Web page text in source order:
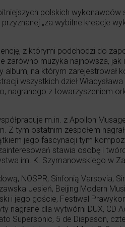
polskich wykonawców
„za wybitne kreacje
z którymi podchodzi do
zarówno muzyka najnowsza, jak
na którym zarejestrował
wszystkich dzieł Władysława
nagranego z towarzyszeniem
m.in. z Apollon
Z tym ostatnim zespołem
jego fascynacji tym
stawia osobę i
im. K. Szymanowskiego w
NOSPR, Sinfonią Varsovia,
Jesień, Beijing Modern
i jego goście, Festiwal
nagrane dla wytwórni DUX, CD
Supersonic, 5 de Diapason,